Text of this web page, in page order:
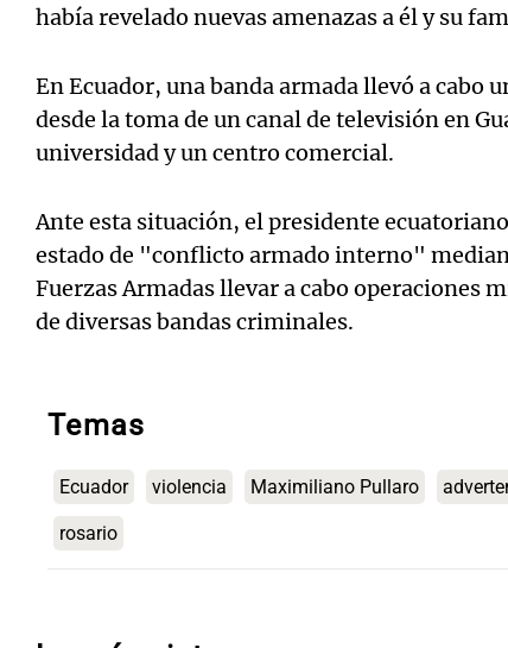
había revelado nuevas amenazas a él y su
En Ecuador, una banda armada llevó a cabo
desde la toma de un canal de televisión en
universidad y un centro comercial.
Ante esta situación, el presidente
estado de "conflicto armado interno"
Fuerzas Armadas llevar a cabo operaciones
de diversas bandas criminales.
Temas
Ecuador violencia Maximiliano Pullaro
rosario